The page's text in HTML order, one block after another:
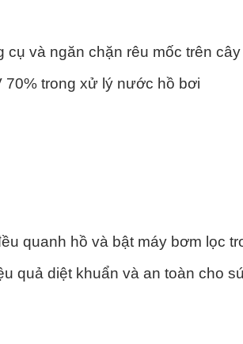
và ngăn chặn rêu mốc trên cây
70% trong xử lý nước hồ bơi
quanh hồ và bật máy bơm lọc
quả diệt khuẩn và an toàn cho